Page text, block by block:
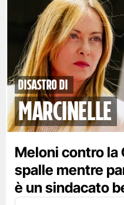
disastro di
marcinelle
Meloni contro la
spalle mentre
è un sindacato